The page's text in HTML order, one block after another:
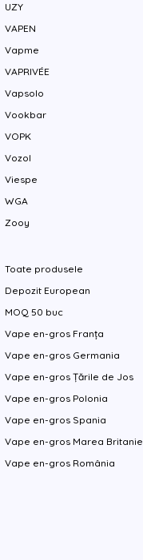
UZY
VAPEN
Vapme
VAPRIVÉE
Vapsolo
Vookbar
VOPK
Vozol
Viespe
WGA
Zooy
Toate produsele
Depozit European
MOQ 50 buc
Vape en-gros Franța
Vape en-gros Germania
Vape en-gros Țările de Jos
Vape en-gros Polonia
Vape en-gros Spania
Vape en-gros Marea Britanie
Vape en-gros România